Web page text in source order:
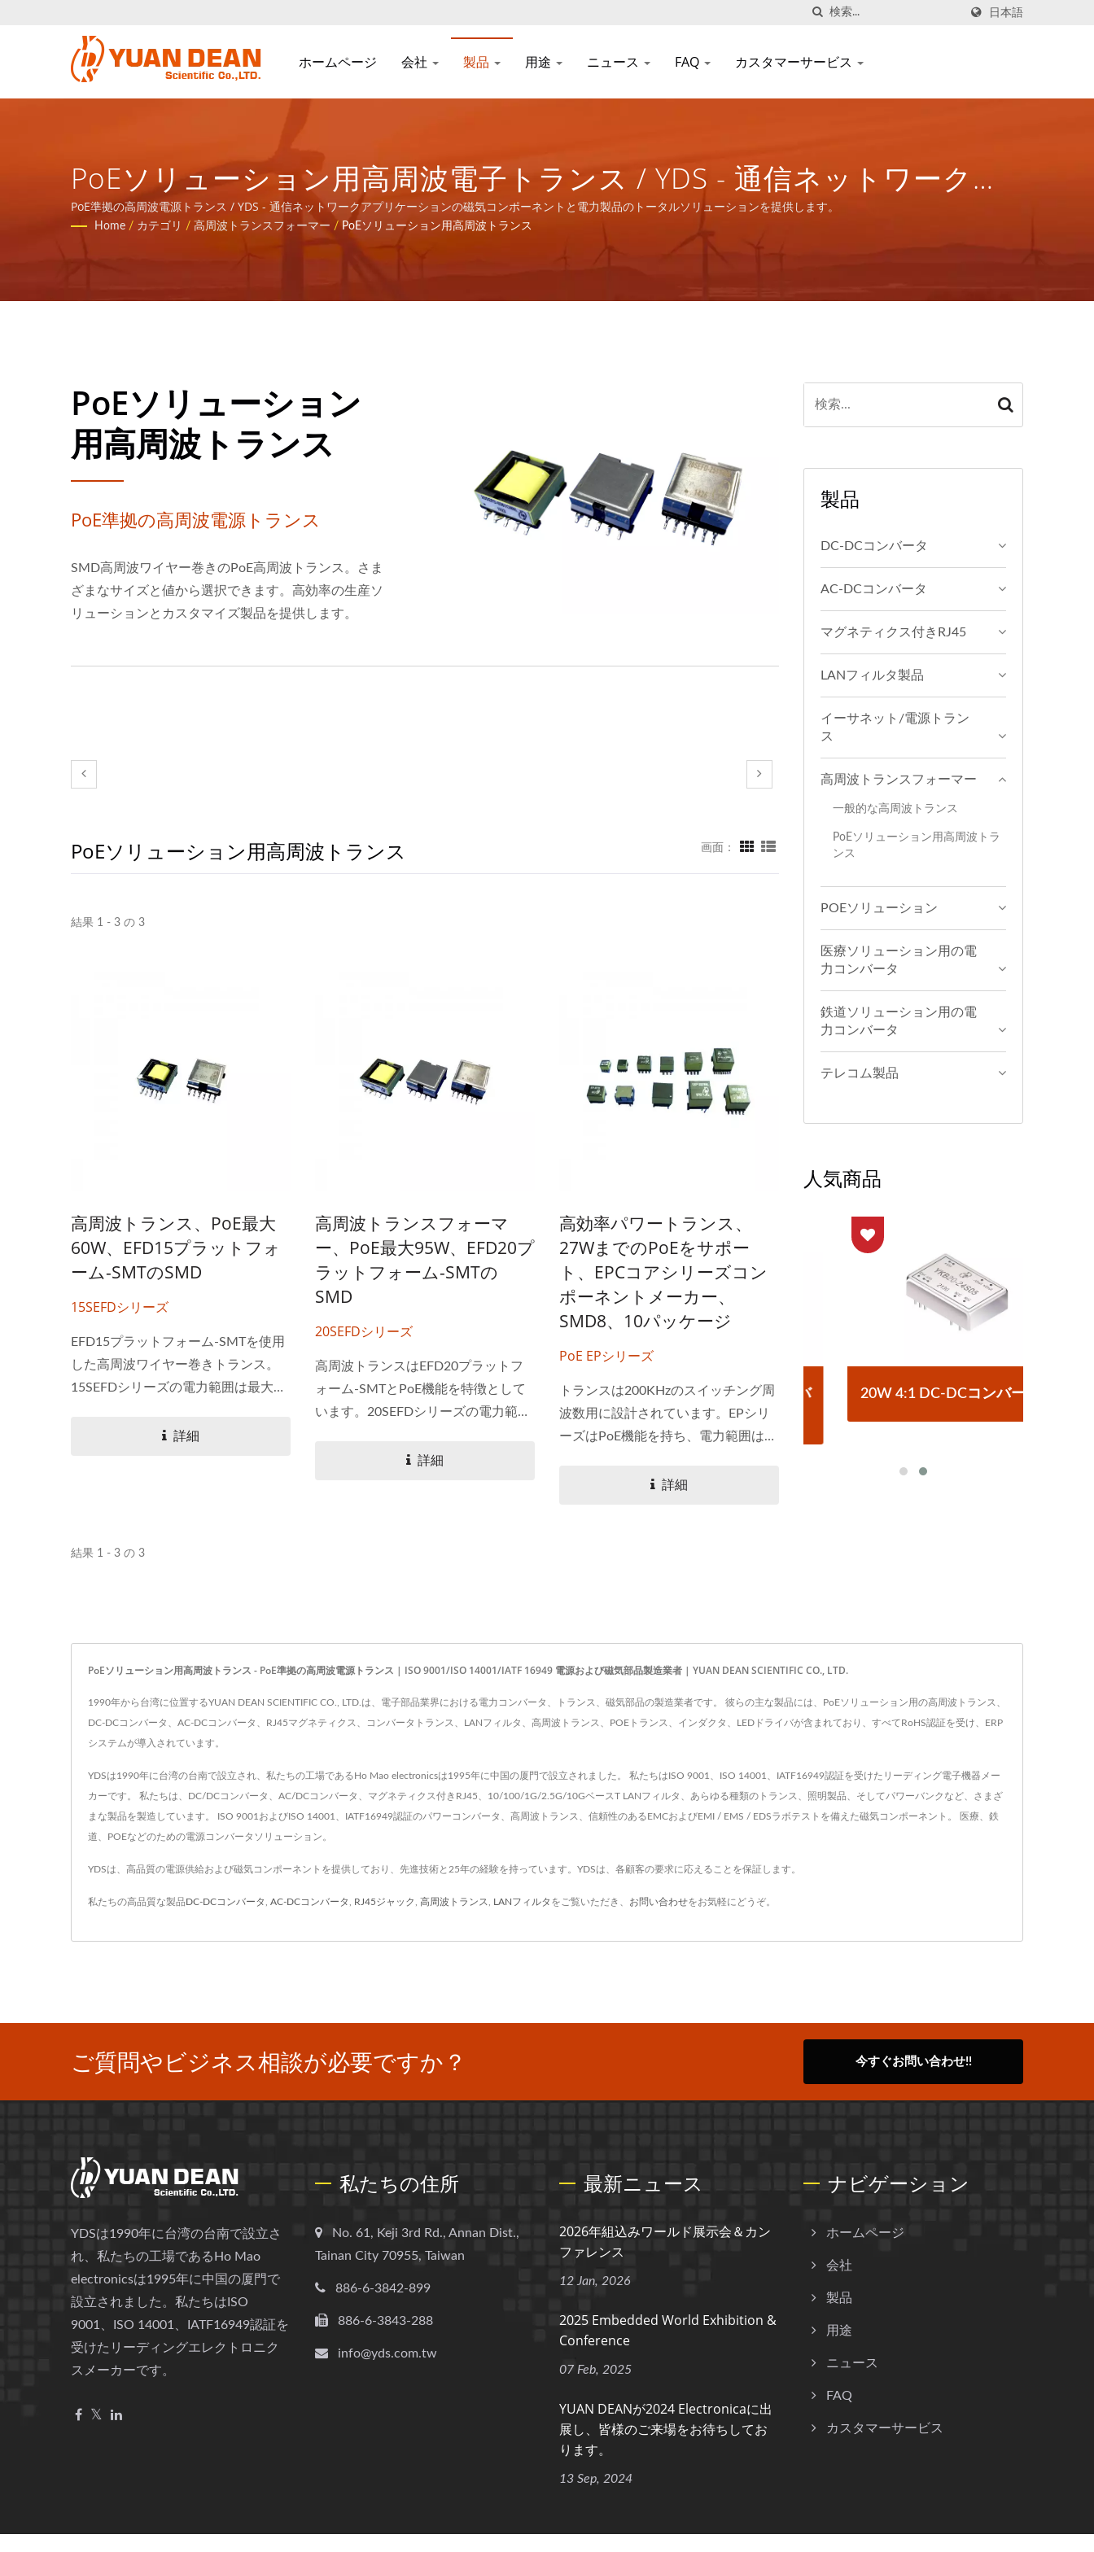
日本語
ホームページ 会社 製品 用途 ニュース FAQ カスタマーサービス
PoEソリューション用高周波電子トランス / YDS - 通信ネットワークア
プリケーションの磁気コンポーネントと電力製品のトータルソリュー
ションを提供します。
PoE準拠の高周波電源トランス / YDS - 通信ネットワークアプリケーションの磁気コンポーネントと電力製品のトータルソリューションを提供します。
Home / カテゴリ / 高周波トランスフォーマー / PoEソリューション用高周波トランス
PoEソリューション
用高周波トランス
PoE準拠の高周波電源トランス
SMD高周波ワイヤー巻きのPoE高周波トランス。さま
ざまなサイズと値から選択できます。高効率の生産ソ
リューションとカスタマイズ製品を提供します。
PoEソリューション用高周波トランス 画面：
結果 1 - 3 の 3
高周波トランス、PoE最大
60W、EFD15プラットフォ
ーム-SMTのSMD
15SEFDシリーズ
EFD15プラットフォーム-SMTを使用
した高周波ワイヤー巻きトランス。
15SEFDシリーズの電力範囲は最大
PoEアプリケーションで使用できま
詳細
高周波トランスフォーマ
ー、PoE最大95W、EFD20プ
ラットフォーム-SMTの
SMD
20SEFDシリーズ
高周波トランスはEFD20プラットフ
ォーム-SMTとPoE機能を特徴として
います。20SEFDシリーズの電力範囲
です。さまざまなサイズと値から選
ム、航空宇宙アプリケーション向け
ーマーを提供しています。 YUAN...
詳細
高効率パワートランス、
27WまでのPoEをサポー
ト、EPCコアシリーズコン
ポーネントメーカー、
SMD8、10パッケージ
PoE EPシリーズ
トランスは200KHzのスイッチング周
波数用に設計されています。EPシリ
ーズはPoE機能を持ち、電力範囲は
から選択できます。 SMDパワートラ
詳細
結果 1 - 3 の 3
製品
DC-DCコンバータ
AC-DCコンバータ
マグネティクス付きRJ45
LANフィルタ製品
イーサネット/電源トラン
ス
高周波トランスフォーマー
一般的な高周波トランス
PoEソリューション用高周波トラ
ンス
POEソリューション
医療ソリューション用の電
力コンバータ
鉄道ソリューション用の電
力コンバータ
テレコム製品
人気商品
ハーフブリックDC-DCコンバ
20W 4:1 DC-DCコンバーター
ハーフブリックDC-DCコンバ
ーター
20W 4:1 DC-DCコンバーター
PoEソリューション用高周波トランス - PoE準拠の高周波電源トランス | ISO 9001/ISO 14001/IATF 16949 電源および磁気部品製造業者 | YUAN DEAN SCIENTIFIC CO., LTD.
1990年から台湾に位置するYUAN DEAN SCIENTIFIC CO., LTD.は、電子部品業界における電力コンバータ、トランス、磁気部品の製造業者です。 彼らの主な製品には、PoEソリューション用の高周波トランス、
DC-DCコンバータ、AC-DCコンバータ、RJ45マグネティクス、コンバータトランス、LANフィルタ、高周波トランス、POEトランス、インダクタ、LEDドライバが含まれており、すべてRoHS認証を受け、ERP
システムが導入されています。
YDSは1990年に台湾の台南で設立され、私たちの工場であるHo Mao electronicsは1995年に中国の厦門で設立されました。 私たちはISO 9001、ISO 14001、IATF16949認証を受けたリーディング電子機器メー
カーです。 私たちは、DC/DCコンバータ、AC/DCコンバータ、マグネティクス付きRJ45、10/100/1G/2.5G/10GベースT LANフィルタ、あらゆる種類のトランス、照明製品、そしてパワーバンクなど、さまざ
まな製品を製造しています。 ISO 9001およびISO 14001、IATF16949認証のパワーコンバータ、高周波トランス、信頼性のあるEMCおよびEMI / EMS / EDSラボテストを備えた磁気コンポーネント。 医療、鉄
道、POEなどのための電源コンバータソリューション。
YDSは、高品質の電源供給および磁気コンポーネントを提供しており、先進技術と25年の経験を持っています。YDSは、各顧客の要求に応えることを保証します。
私たちの高品質な製品DC-DCコンバータ AC-DCコンバータ RJ45ジャック 高周波トランス LANフィルタ をご覧いただき、 お問い合わせをお気軽にどうぞ。
ご質問やビジネス相談が必要ですか？ 今すぐお問い合わせ!!
YDSは1990年に台湾の台南で設立さ
れ、私たちの工場であるHo Mao
electronicsは1995年に中国の厦門で
設立されました。私たちはISO
9001、ISO 14001、IATF16949認証を
受けたリーディングエレクトロニク
スメーカーです。
私たちの住所
No. 61, Keji 3rd Rd., Annan Dist.,
Tainan City 70955, Taiwan
886-6-3842-899
886-6-3843-288
info@yds.com.tw
最新ニュース
2026年組込みワールド展示会＆カン
ファレンス
12 Jan, 2026
2025 Embedded World Exhibition &
Conference
07 Feb, 2025
YUAN DEANが2024 Electronicaに出
展し、皆様のご来場をお待ちしてお
ります。
13 Sep, 2024
ナビゲーション
ホームページ
会社
製品
用途
ニュース
FAQ
カスタマーサービス